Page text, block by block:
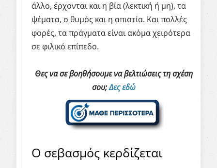
άλλο, έρχονται και η βία (λεκτική ή μη), τα
ψέματα, ο θυμός και η απιστία. Και πολλές
φορές, τα πράγματα είναι ακόμα χειρότερα
σε φιλικό επίπεδο.
Θες να σε βοηθήσουμε να βελτιώσεις τη σχέση
σου;Δες εδώ
Ο σεβασμός κερδίζεται